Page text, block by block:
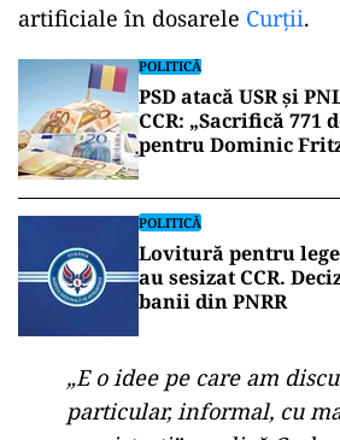
artificiale în dosarele Curţii.
POLITICĂ
PSD atacă USR și
CCR: „Sacrifică 771
pentru Dominic
POLITICĂ
Lovitură pentru
au sesizat CCR.
banii din PNRR
„E o idee pe care am
particular, informal, cu